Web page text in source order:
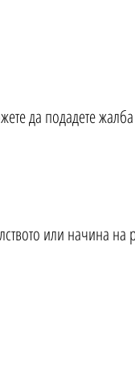
да подадете
или начина на